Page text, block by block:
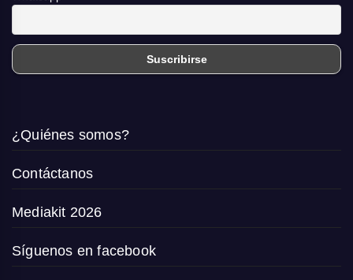
¿Quiénes somos?
Contáctanos
Mediakit 2026
Síguenos en facebook